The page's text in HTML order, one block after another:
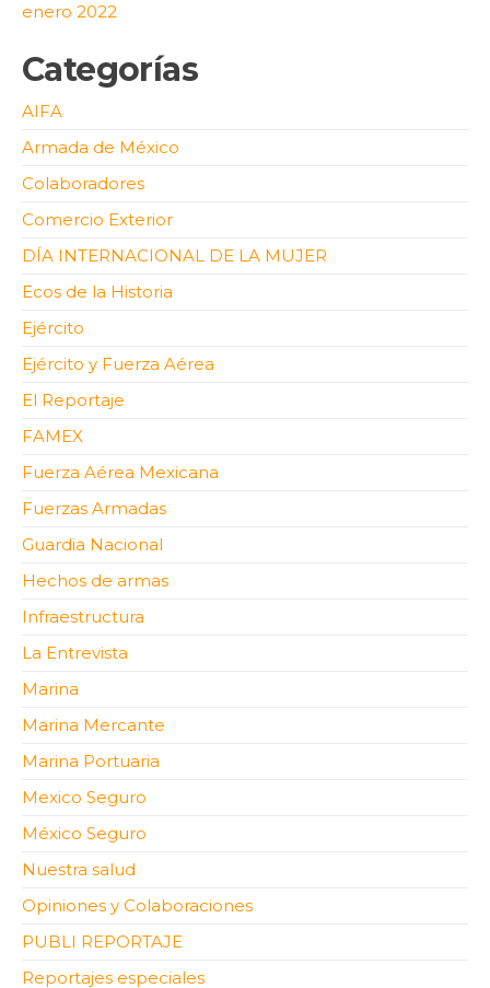
enero 2022
Categorías
AIFA
Armada de México
Colaboradores
Comercio Exterior
DÍA INTERNACIONAL DE LA MUJER
Ecos de la Historia
Ejército
Ejército y Fuerza Aérea
El Reportaje
FAMEX
Fuerza Aérea Mexicana
Fuerzas Armadas
Guardia Nacional
Hechos de armas
Infraestructura
La Entrevista
Marina
Marina Mercante
Marina Portuaria
Mexico Seguro
México Seguro
Nuestra salud
Opiniones y Colaboraciones
PUBLI REPORTAJE
Reportajes especiales